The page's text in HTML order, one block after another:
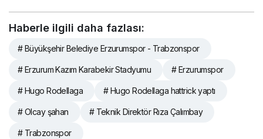
Haberle ilgili daha fazlası:
# Büyükşehir Belediye Erzurumspor - Trabzonspor
# Erzurum Kazım Karabekir Stadyumu # Erzurumspor
# Hugo Rodellaga # Hugo Rodellaga hattrick yaptı
# Olcay şahan # Teknik Direktör Rıza Çalımbay
# Trabzonspor